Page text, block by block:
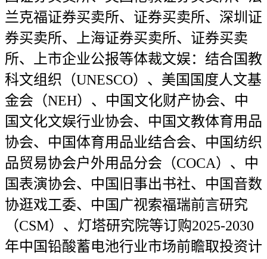
兰克福证券买卖所、证券买卖所、深圳证
券买卖所、上海证券买卖所、证券买卖
所、上市企业公报等体裁文娱：结合国教
科文组织（UNESCO）、美国国度人文基
金会（NEH）、中国文化财产协会、中
国文化文娱行业协会、中国文教体育用品
协会、中国体育用品业结合会、中国纺织
品贸易协会户外用品分会（COCA）、中
国表演协会、中国旧事出书社、中国音数
协逛戏工委、中国广视索福瑞前言研究
（CSM）、灯塔研究院等订购2025-2030
年中国铅酸蓄电池行业市场前瞻取投资计